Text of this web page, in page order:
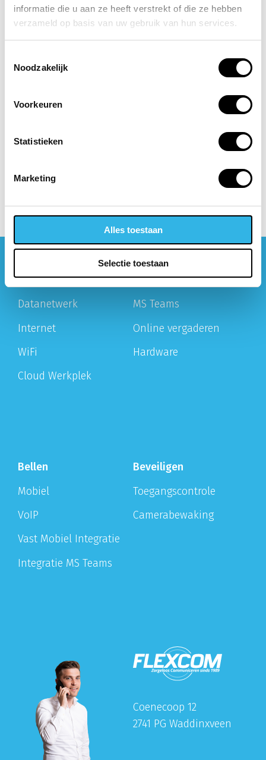
informatie die u aan ze heeft verstrekt of die ze hebben
verzameld op basis van uw gebruik van hun services.
Noodzakelijk
Voorkeuren
Statistieken
Marketing
Alles toestaan
Selectie toestaan
Galaxy Unpacked zijn nieuwste
generatie...
De toekomst van de smartphone
Morgen (22 juli) is het weer tijd
Samsung viert haar feestje twee
Werken
Datanetwerk
Internet
WiFi
Cloud Werkplek
Vergaderen
MS Teams
Online vergaderen
Hardware
Bellen
Mobiel
VoIP
Vast Mobiel Integratie
Integratie MS Teams
Beveiligen
Toegangscontrole
Camerabewaking
Coenecoop 12
2741 PG Waddinxveen